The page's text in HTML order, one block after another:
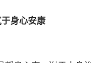
身心安康